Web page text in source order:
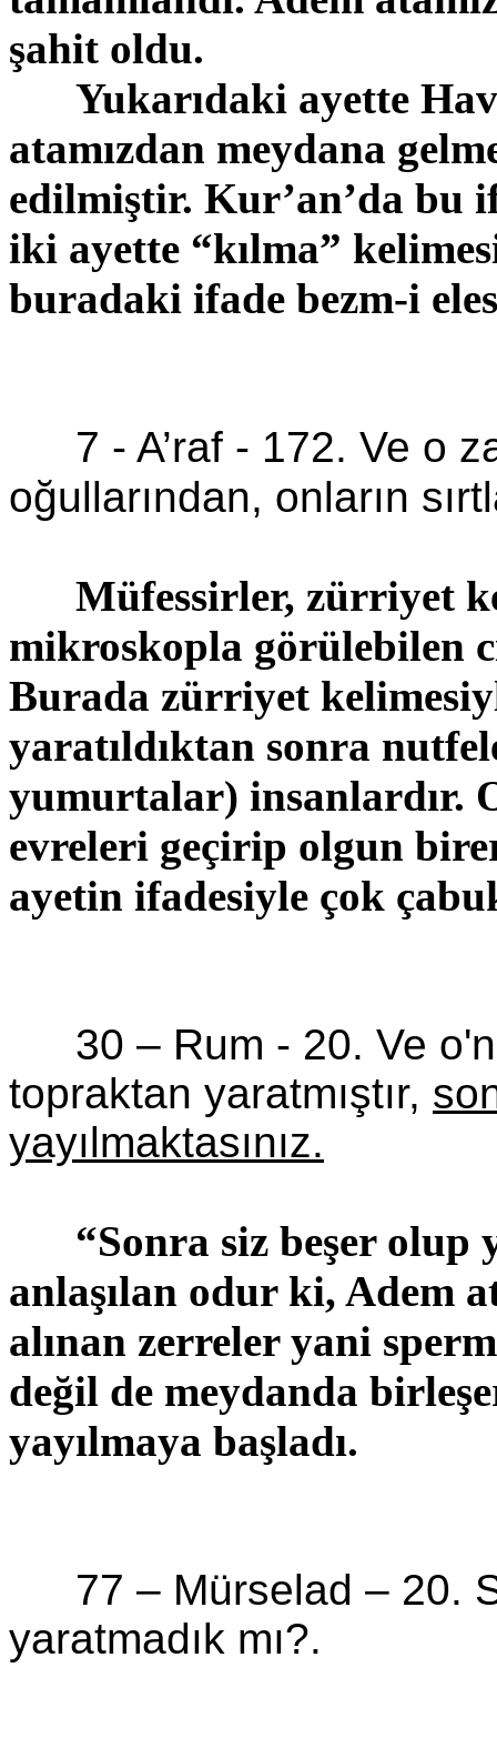
şahit oldu.
Yukarıdaki ayette
atamızdan meydana
edilmiştir. Kur’an’da bu
iki ayette “kılma”
buradaki ifade bezm-i
7 - A’raf - 172. Ve o
oğullarından, onların
Müfessirler, zürriyet
mikroskopla görülebilen
Burada zürriyet
yaratıldıktan sonra
yumurtalar) insanlardır.
evreleri geçirip olgun
ayetin ifadesiyle çok
30 – Rum - 20. Ve
topraktan yaratmıştır,
yayılmaktasınız.
“Sonra siz beşer olup
anlaşılan odur ki, Adem
alınan zerreler yani
değil de meydanda
yayılmaya başladı.
77 – Mürselad – 20.
yaratmadık mı?.